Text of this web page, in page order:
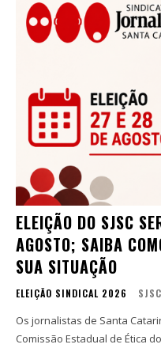
ELEIÇÃO DO SJSC
AGOSTO; SAIBA
SUA SITUAÇÃO
ELEIÇÃO SINDICAL 2026 SJSC
Os jornalistas de Santa
Comissão Estadual de Ética